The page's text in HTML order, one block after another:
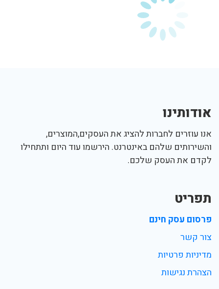
אודותינו
אנו עוזרים לחברות להציג את העסקים,המוצרים,
והשירותים שלהם באינטרנט. הירשמו עוד היום ותתחילו
לקדם את העסק שלכם.
תפריט
פרסום עסק חינם
צור קשר
מדיניות פרטיות
הצהרת נגישות